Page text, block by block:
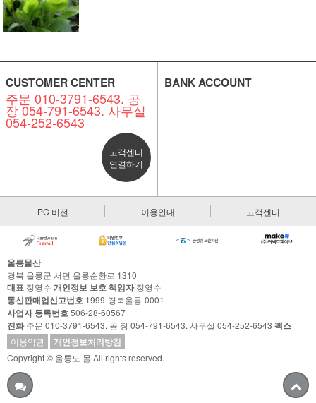
CUSTOMER CENTER
주문 010-3791-6543. 공
장 054-791-6543. 사무실
054-252-6543
고객센터
연결하기
BANK ACCOUNT
PC 버전 이용안내 고객센터
울릉물산
경북 울릉군 서면 울릉순환로 1310
대표 정영수 개인정보 보호 책임자정영수
통신판매업신고번호 1999-경북울릉-0001
사업자 등록번호506-28-60567
전화주문 010-3791-6543. 공 장 054-791-6543. 사무실 054-252-6543 팩스
이용약관 개인정보처리방침
Copyright © 울릉도 몰 All rights reserved.